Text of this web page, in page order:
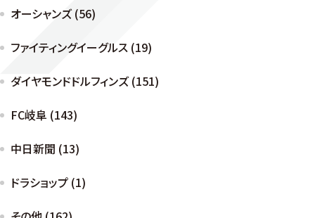
オーシャンズ (56)
ファイティングイーグルス (19)
ダイヤモンドドルフィンズ (151)
FC岐阜 (143)
中日新聞 (13)
ドラショップ (1)